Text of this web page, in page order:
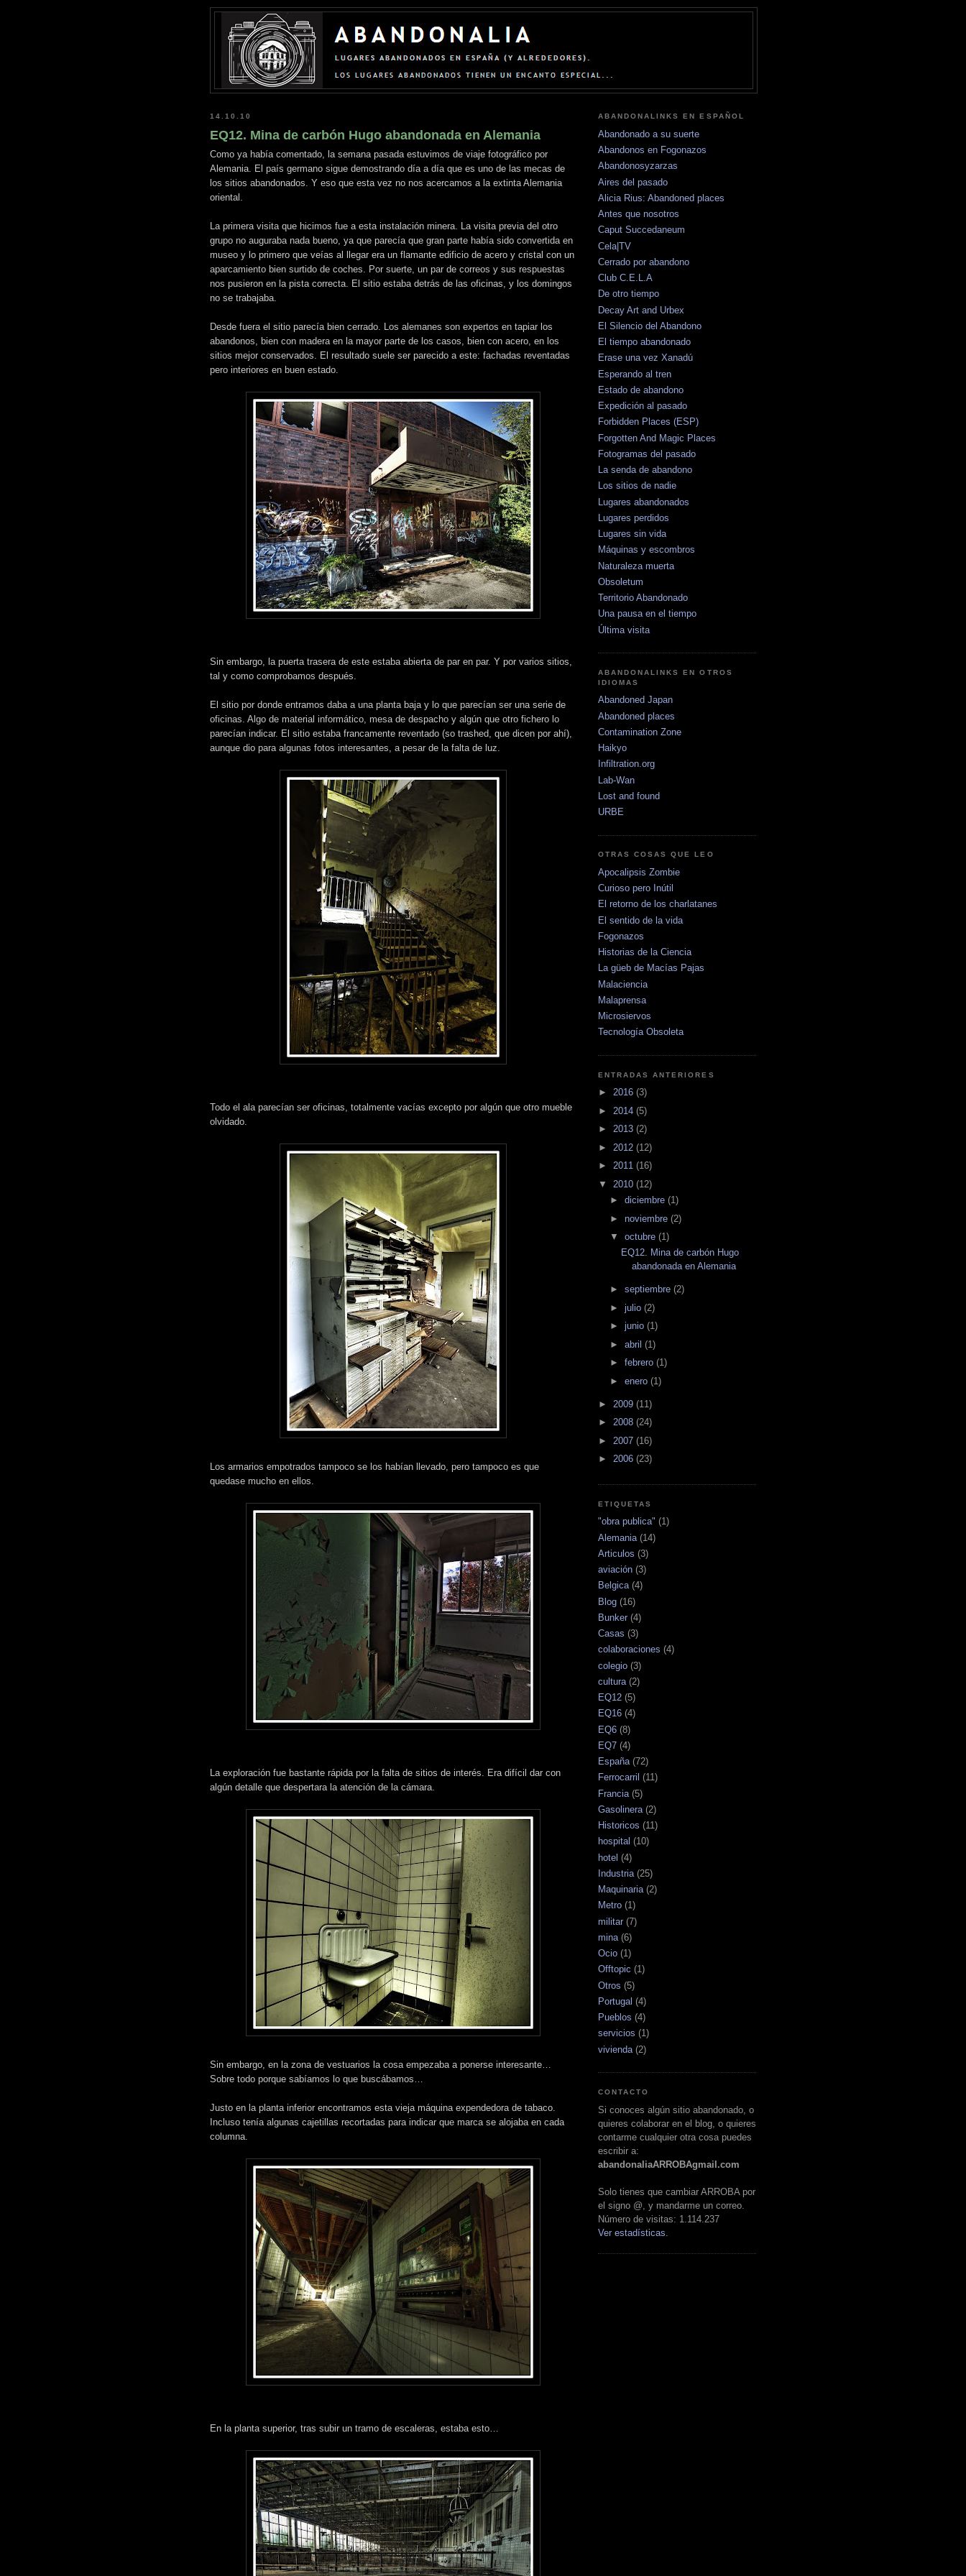
14.10.10
EQ12. Mina de carbón Hugo abandonada en Alemania
Como ya había comentado, la semana pasada estuvimos de viaje fotográfico por
Alemania. El país germano sigue demostrando día a día que es uno de las mecas de
los sitios abandonados. Y eso que esta vez no nos acercamos a la extinta Alemania
oriental.
La primera visita que hicimos fue a esta instalación minera. La visita previa del otro
grupo no auguraba nada bueno, ya que parecía que gran parte había sido convertida en
museo y lo primero que veías al llegar era un flamante edificio de acero y cristal con un
aparcamiento bien surtido de coches. Por suerte, un par de correos y sus respuestas
nos pusieron en la pista correcta. El sitio estaba detrás de las oficinas, y los domingos
no se trabajaba.
Desde fuera el sitio parecía bien cerrado. Los alemanes son expertos en tapiar los
abandonos, bien con madera en la mayor parte de los casos, bien con acero, en los
sitios mejor conservados. El resultado suele ser parecido a este: fachadas reventadas
pero interiores en buen estado.
Sin embargo, la puerta trasera de este estaba abierta de par en par. Y por varios sitios,
tal y como comprobamos después.
El sitio por donde entramos daba a una planta baja y lo que parecían ser una serie de
oficinas. Algo de material informático, mesa de despacho y algún que otro fichero lo
parecían indicar. El sitio estaba francamente reventado (so trashed, que dicen por ahí),
aunque dio para algunas fotos interesantes, a pesar de la falta de luz.
Todo el ala parecían ser oficinas, totalmente vacías excepto por algún que otro mueble
olvidado.
Los armarios empotrados tampoco se los habían llevado, pero tampoco es que
quedase mucho en ellos.
La exploración fue bastante rápida por la falta de sitios de interés. Era difícil dar con
algún detalle que despertara la atención de la cámara.
Sin embargo, en la zona de vestuarios la cosa empezaba a ponerse interesante…
Sobre todo porque sabíamos lo que buscábamos…
Justo en la planta inferior encontramos esta vieja máquina expendedora de tabaco.
Incluso tenía algunas cajetillas recortadas para indicar que marca se alojaba en cada
columna.
En la planta superior, tras subir un tramo de escaleras, estaba esto…
ABANDONALINKS EN ESPAÑOL
Abandonado a su suerte
Abandonos en Fogonazos
Abandonosyzarzas
Aires del pasado
Alicia Rius: Abandoned places
Antes que nosotros
Caput Succedaneum
Cela|TV
Cerrado por abandono
Club C.E.L.A
De otro tiempo
Decay Art and Urbex
El Silencio del Abandono
El tiempo abandonado
Erase una vez Xanadú
Esperando al tren
Estado de abandono
Expedición al pasado
Forbidden Places (ESP)
Forgotten And Magic Places
Fotogramas del pasado
La senda de abandono
Los sitios de nadie
Lugares abandonados
Lugares perdidos
Lugares sin vida
Máquinas y escombros
Naturaleza muerta
Obsoletum
Territorio Abandonado
Una pausa en el tiempo
Última visita
ABANDONALINKS EN OTROS
IDIOMAS
Abandoned Japan
Abandoned places
Contamination Zone
Haikyo
Infiltration.org
Lab-Wan
Lost and found
URBE
OTRAS COSAS QUE LEO
Apocalipsis Zombie
Curioso pero Inútil
El retorno de los charlatanes
El sentido de la vida
Fogonazos
Historias de la Ciencia
La güeb de Macías Pajas
Malaciencia
Malaprensa
Microsiervos
Tecnología Obsoleta
ENTRADAS ANTERIORES
► 2016 (3)
► 2014 (5)
► 2013 (2)
► 2012 (12)
► 2011 (16)
▼ 2010 (12)
► diciembre (1)
► noviembre (2)
▼ octubre (1)
EQ12. Mina de carbón Hugo
abandonada en Alemania
► septiembre (2)
► julio (2)
► junio (1)
► abril (1)
► febrero (1)
► enero (1)
► 2009 (11)
► 2008 (24)
► 2007 (16)
► 2006 (23)
ETIQUETAS
"obra publica" (1)
Alemania (14)
Articulos (3)
aviación (3)
Belgica (4)
Blog (16)
Bunker (4)
Casas (3)
colaboraciones (4)
colegio (3)
cultura (2)
EQ12 (5)
EQ16 (4)
EQ6 (8)
EQ7 (4)
España (72)
Ferrocarril (11)
Francia (5)
Gasolinera (2)
Historicos (11)
hospital (10)
hotel (4)
Industria (25)
Maquinaria (2)
Metro (1)
militar (7)
mina (6)
Ocio (1)
Offtopic (1)
Otros (5)
Portugal (4)
Pueblos (4)
servicios (1)
vivienda (2)
CONTACTO
Si conoces algún sitio abandonado, o
quieres colaborar en el blog, o quieres
contarme cualquier otra cosa puedes
escribir a:
abandonaliaARROBAgmail.com
Solo tienes que cambiar ARROBA por
el signo @, y mandarme un correo.
Número de visitas: 1.114.237
Ver estadísticas.